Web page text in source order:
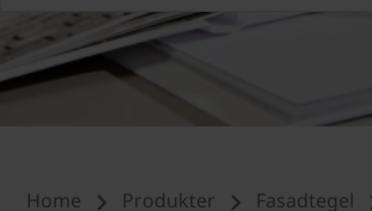
Home Produkter Fasadtegel